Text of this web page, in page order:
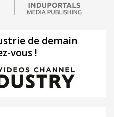
de demain
vous !